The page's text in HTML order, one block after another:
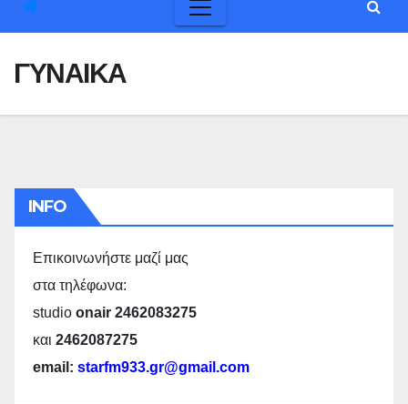
ΓΥΝΑΙΚΑ
INFO
Επικοινωνήστε μαζί μας
στα τηλέφωνα:
studio onair 2462083275
και 2462087275
email: starfm933.gr@gmail.com